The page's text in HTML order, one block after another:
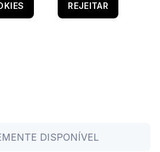
Set 14000
DISPONÍVEL
REJEITAR